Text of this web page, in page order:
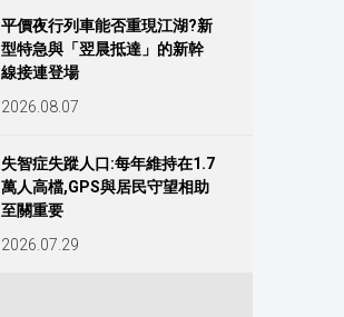
平價夜行列車能否重現江湖?新
型特急與「翌晨抵達」的新幹
線接連登場
2026.08.07
失智症失蹤人口:每年維持在1.7
萬人高檔,GPS與居民守望相助
至關重要
2026.07.29